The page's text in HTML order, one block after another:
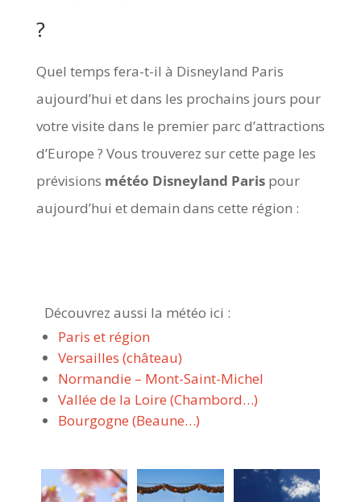
?
Quel temps fera-t-il à Disneyland Paris
aujourd’hui et dans les prochains jours pour
votre visite dans le premier parc d’attractions
d’Europe ? Vous trouverez sur cette page les
prévisions météo Disneyland Parispour
aujourd’hui et demain dans cette région :
Découvrez aussi la météo ici :
Paris et région
Versailles (château)
Normandie – Mont-Saint-Michel
Vallée de la Loire (Chambord…)
Bourgogne (Beaune…)